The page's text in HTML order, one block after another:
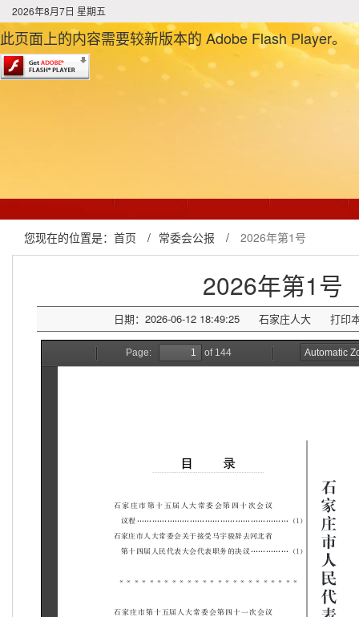
2026年8月7日 星期五
此页面上的内容需要较新版本的 Adobe Flash Player。
您现在的位置是： 首页 / 常委会公报 / 2026年第1号
2026年第1号
日期：2026-06-12 18:49:25 石家庄人大 打印